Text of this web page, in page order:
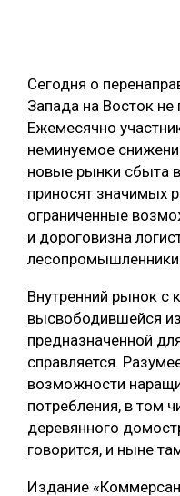
БИОЭНЕРГЕТИКА
ЛЕСОВОССТАНОВЛЕНИЕ И
ЛОГИСТИКА
ПРОИЗВОДСТВО
ЦБП
ЛЕСОПИЛЕНИЕ
ДЕРЕВЯННОЕ
БЕЗОПАСНОЕ
СОРТИРОВКА ДРЕВЕСИНЫ
СУШКА ДРЕВЕСИНЫ
ТЕМАТИЧЕСКИЕ ПРОЕКТЫ
ПОДБОРКИ СТАТЕЙ
Сегодня о
Запада на Восток не
Ежемесячно
неминуемое
новые рынки сбыта
приносят значимых
ограниченные
и дороговизна
лесопромышленники
Внутренний рынок с
высвободившейся
предназначенной
справляется.
возможности
потребления, в том
деревянного
говорится, и ныне
Издание